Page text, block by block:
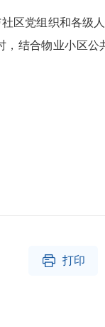
区党组织和各级
结合物业小区公
 打印